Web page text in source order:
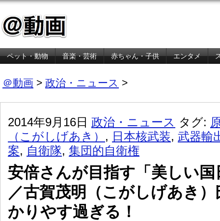
ペット・動物 音楽・芸術 赤ちゃん・子供 エンタメ
＠動画 > 政治・ニュース >
2014年9月16日 政治・ニュース タグ:
（こがしげあき） , 日本核武装, 武器輸
案, 自衛隊, 集団的自衛権
安倍さんが目指す「美しい
／古賀茂明（こがしげあき
かりやす過ぎる！